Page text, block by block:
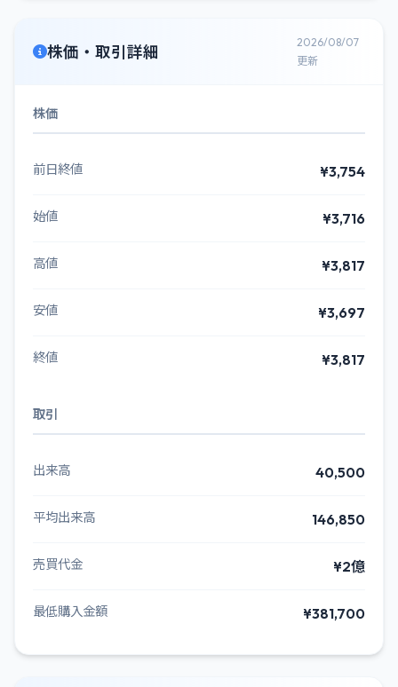
株価・取引詳細
2026/08/07
更新
株価
前日終値 ¥3,754
始値 ¥3,716
高値 ¥3,817
安値 ¥3,697
終値 ¥3,817
取引
出来高 40,500
平均出来高 146,850
売買代金 ¥2億
最低購入金額 ¥381,700